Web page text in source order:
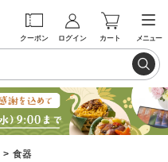
クーポン ログイン カート メニュー
食器